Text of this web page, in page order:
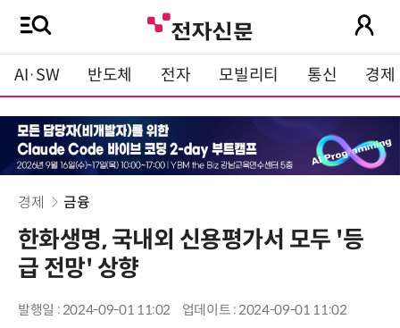
AI·SW 반도체 전자 모빌리티 통신 경제
경제 금융
한화생명, 국내외 신용평가서 모두 '등
급 전망' 상향
발행일 : 2024-09-01 11:02 업데이트 : 2024-09-01 11:02